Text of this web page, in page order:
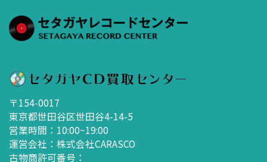
〒154-0017
東京都世田谷区世田谷4-14-5
営業時間：10:00~19:00
運営会社：株式会社CARASCO
古物商許可番号：